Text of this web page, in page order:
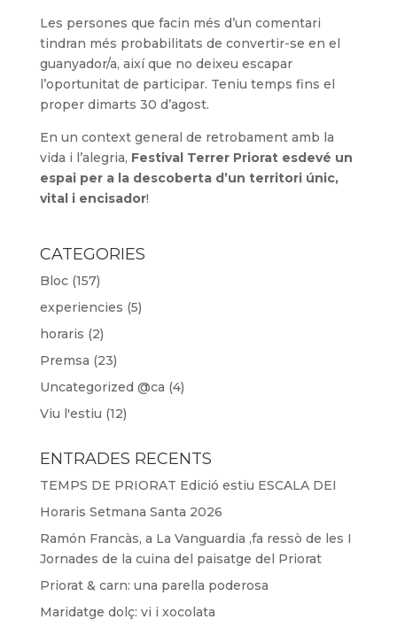
Les persones que facin més d’un comentari
tindran més probabilitats de convertir-se en el
guanyador/a, així que no deixeu escapar
l’oportunitat de participar. Teniu temps fins el
proper dimarts 30 d’agost.
En un context general de retrobament amb la
vida i l’alegria, Festival Terrer Priorat esdevé un
espai per a la descoberta d’un territori únic,
vital i encisador!
CATEGORIES
Bloc(157)
experiencies (5)
horaris (2)
Premsa (23)
Uncategorized @ca (4)
Viu l'estiu (12)
ENTRADES RECENTS
TEMPS DE PRIORAT Edició estiu ESCALA DEI
Horaris Setmana Santa 2026
Ramón Francàs, a La Vanguardia ,fa ressò de les I
Jornades de la cuina del paisatge del Priorat
Priorat & carn: una parella poderosa
Maridatge dolç: vi i xocolata